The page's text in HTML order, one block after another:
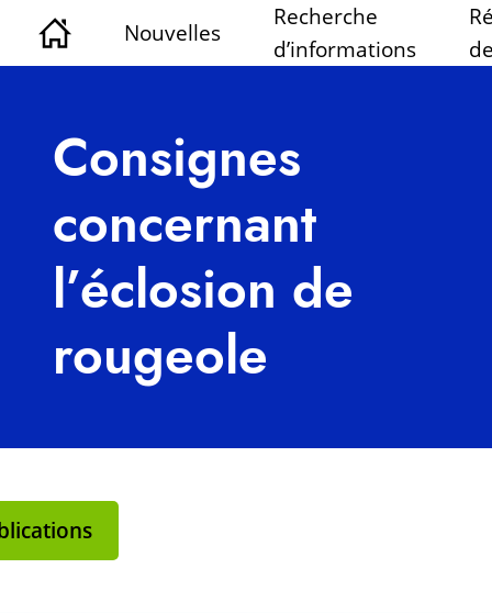
Nouvelles
Recherche
d’informations
Consignes
concernant
l’éclosion de
rougeole